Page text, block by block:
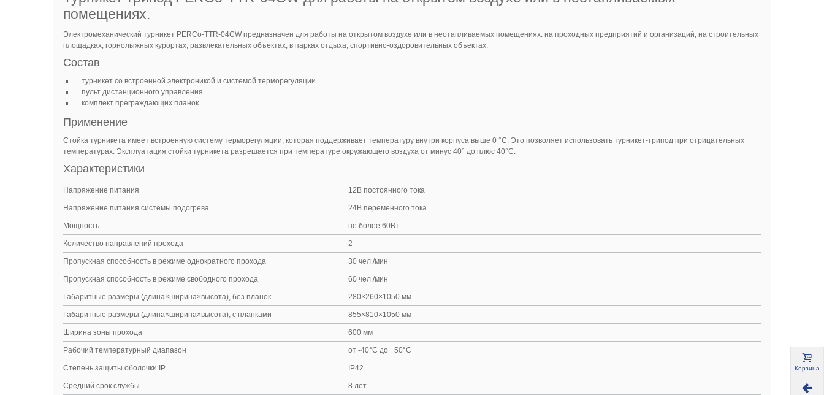
помещениях.
Электромеханический турникет PERCo-TTR-04CW предназначен для работы на открытом воздухе или в неотапливаемых помещениях: на проходных предприятий и организаций, на строительных
площадках, горнолыжных курортах, развлекательных объектах, в парках отдыха, спортивно-оздоровительных объектах.
Состав
турникет со встроенной электроникой и системой терморегуляции
пульт дистанционного управления
комплект преграждающих планок
Применение
Стойка турникета имеет встроенную систему терморегуляции, которая поддерживает температуру внутри корпуса выше 0 °C. Это позволяет использовать турникет-трипод при отрицательных
температурах. Эксплуатация стойки турникета разрешается при температуре окружающего воздуха от минус 40° до плюс 40°С.
Характеристики
Напряжение питания 12В постоянного тока
Напряжение питания системы подогрева 24В переменного тока
Мощность не более 60Вт
Количество направлений прохода 2
Пропускная способность в режиме однократного прохода 30 чел./мин
Пропускная способность в режиме свободного прохода 60 чел./мин
Габаритные размеры (длина×ширина×высота), без планок 280×260×1050 мм
Габаритные размеры (длина×ширина×высота), с планками 855×810×1050 мм
Ширина зоны прохода 600 мм
Рабочий температурный диапазон от -40°C до +50°C
Степень защиты оболочки IP IP42
Средний срок службы 8 лет
Корзина